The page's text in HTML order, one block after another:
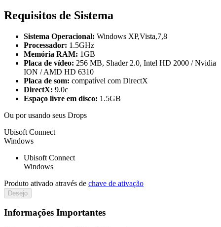
Requisitos de Sistema
Sistema Operacional: Windows XP,Vista,7,8
Processador: 1.5GHz
Memória RAM: 1GB
Placa de vídeo: 256 MB, Shader 2.0, Intel HD 2000 / Nvidia
ION / AMD HD 6310
Placa de som: compatível com DirectX
DirectX: 9.0c
Espaço livre em disco: 1.5GB
Ou porusando seus Drops
Ubisoft Connect
Windows
Ubisoft Connect
Windows
Produto ativado através de chave de ativação
Desejo
Informações Importantes